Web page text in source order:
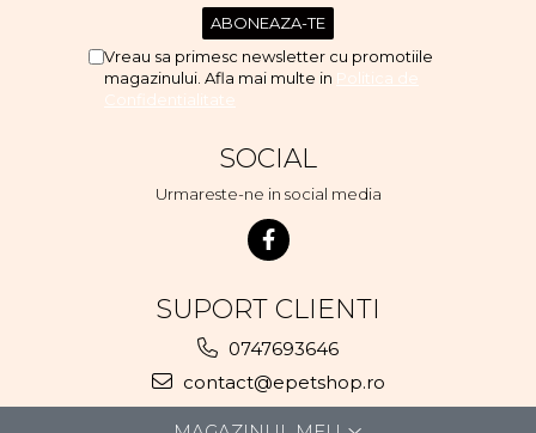
Vreau sa primesc newsletter cu promotiile
magazinului. Afla mai multe in Politica de
Confidentialitate
SOCIAL
Urmareste-ne in social media
SUPORT CLIENTI
0747693646
contact@epetshop.ro